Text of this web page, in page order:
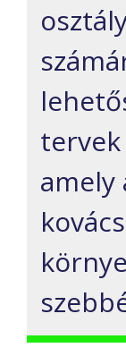
amely